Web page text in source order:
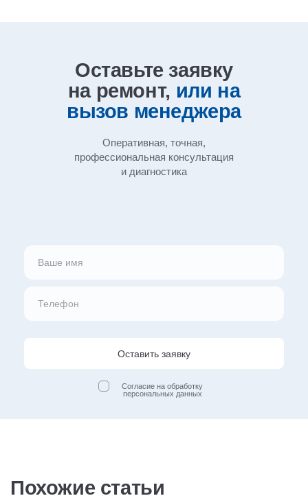
Оставьте заявку
на ремонт, или на
вызов менеджера
Оперативная, точная,
профессиональная консультация
и диагностика
Оставить заявку
Согласие на обработку
персональных данных
Похожие статьи